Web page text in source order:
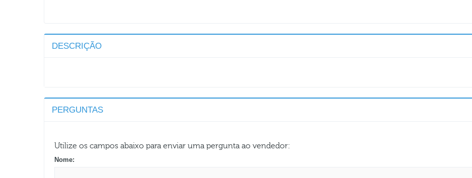
DESCRIÇÃO
PERGUNTAS
Utilize os campos abaixo para enviar uma pergunta ao vendedor:
Nome: